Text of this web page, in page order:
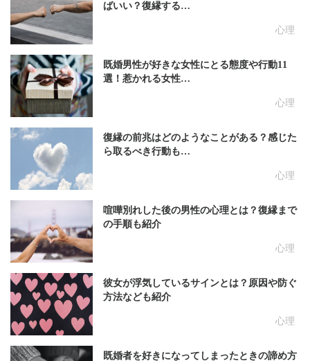
心理
ばいい？復縁する…
心理
既婚男性が好きな女性にとる態度や行動11
選！惹かれる女性…
心理
復縁の前兆はどのようなことがある？感じた
ら取るべき行動も…
心理
喧嘩別れした後の男性の心理とは？復縁まで
の手順も紹介
心理
彼女が浮気しているサインとは？原因や防ぐ
方法なども紹介
既婚者を好きになってしまったときの諦め方